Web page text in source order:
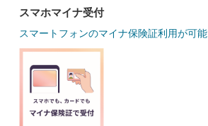
スマホマイナ受付
スマートフォンのマイナ保険証利用が可能